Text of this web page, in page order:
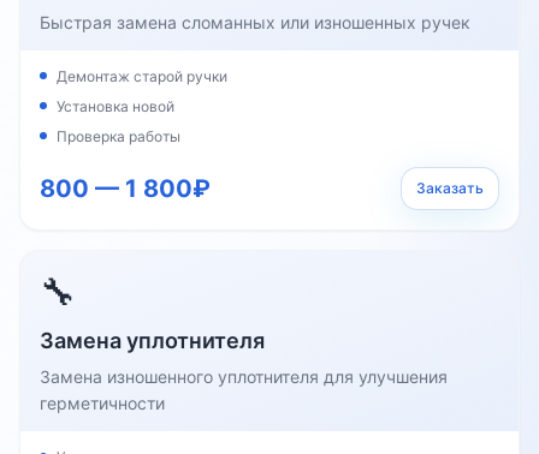
Быстрая замена сломанных или изношенных ручек
Демонтаж старой ручки
Установка новой
Проверка работы
800 — 1 800₽ Заказать
🔧
Замена уплотнителя
Замена изношенного уплотнителя для улучшения
герметичности